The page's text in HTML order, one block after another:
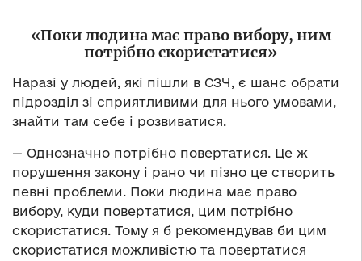
«Поки людина має право вибору, ним
потрібно скористатися»
Наразі у людей, які пішли в СЗЧ, є шанс обрати
підрозділ зі сприятливими для нього умовами,
знайти там себе і розвиватися.
— Однозначно потрібно повертатися. Це ж
порушення закону і рано чи пізно це створить
певні проблеми. Поки людина має право
вибору, куди повертатися, цим потрібно
скористатися. Тому я б рекомендував би цим
скористатися можливістю та повертатися